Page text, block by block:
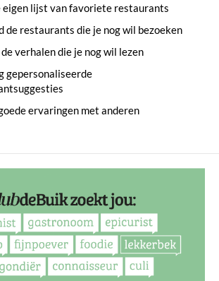
eigen lijst van favoriete restaurants
de restaurants die je nog wil bezoeken
verhalen die je nog wil lezen
gepersonaliseerde
ervaringen met anderen